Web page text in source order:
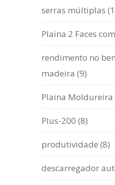
serras múltiplas
Plaina 2 Faces
rendimento no
madeira (9)
Plaina Moldureira
Plus-200 (8)
produtividade (8)
descarregador